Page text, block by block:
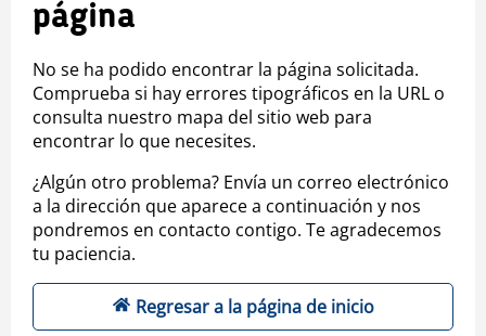
página
No se ha podido encontrar la página solicitada.
Comprueba si hay errores tipográficos en la URL o
consulta nuestro mapa del sitio web para
encontrar lo que necesites.
¿Algún otro problema? Envía un correo electrónico
a la dirección que aparece a continuación y nos
pondremos en contacto contigo. Te agradecemos
tu paciencia.
Regresar a la página de inicio